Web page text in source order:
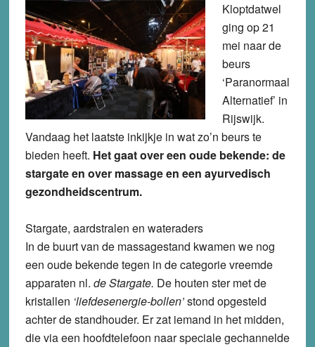
Kloptdatwel
ging op 21
mei naar de
beurs
‘Paranormaal
Alternatief’ in
Rijswijk.
Vandaag het laatste inkijkje in wat zo’n beurs te
bieden heeft. Het gaat over een oude bekende: de
stargate en over massage en een ayurvedisch
gezondheidscentrum.
Stargate, aardstralen en wateraders
In de buurt van de massagestand kwamen we nog
een oude bekende tegen in de categorie vreemde
apparaten nl. de Stargate. De houten ster met de
kristallen ‘liefdesenergie-bollen’stond opgesteld
achter de standhouder. Er zat iemand in het midden,
die via een hoofdtelefoon naar speciale gechannelde